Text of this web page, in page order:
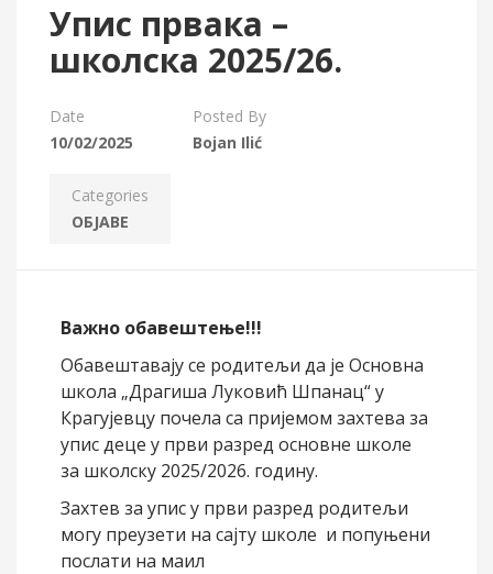
Упис првака –
школска 2025/26.
Date
10/02/2025
Posted By
Bojan Ilić
Categories
ОБЈАВЕ
Важно обавештење!!!
Обавештавају се родитељи да је Основна
школа „Драгиша Луковић Шпанац“ у
Крагујевцу почела са пријемом захтева за
упис деце у први разред основне школе
за школску 2025/2026. годину.
Захтев за упис у први разред родитељи
могу преузети на сајту школе и попуњени
послати на маил